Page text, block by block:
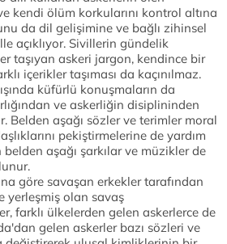
kendi ölüm korkularını kontrol altına
da dil gelişimine ve bağlı zihinsel
açıklıyor. Sivillerin gündelik
taşıyan askeri jargon, kendince bir
içerikler taşıması da kaçınılmaz.
küfürlü konuşmaların da
ve askerliğin disiplininden
Belden aşağı sözler ve terimler moral
pekiştirmelerine de yardım
aşağı şarkılar ve müzikler de
göre savaşan erkekler tarafından
yerleşmiş olan savaş
farklı ülkelerden gelen askerlerce de
gelen askerler bazı sözleri ve